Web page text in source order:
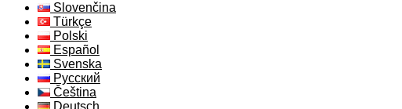
Slovenčina
Türkçe
Polski
Español
Svenska
Русский
Čeština
Deutsch